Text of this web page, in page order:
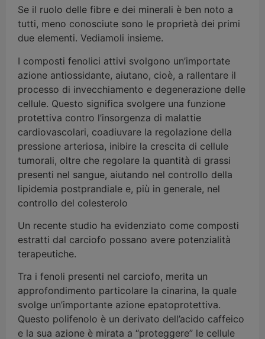
Se il ruolo delle fibre e dei minerali è ben noto a
tutti, meno conosciute sono le proprietà dei primi
due elementi. Vediamoli insieme.
I composti fenolici attivi svolgono un’importate
azione antiossidante, aiutano, cioè, a rallentare il
processo di invecchiamento e degenerazione delle
cellule. Questo significa svolgere una funzione
protettiva contro l’insorgenza di malattie
cardiovascolari, coadiuvare la regolazione della
pressione arteriosa, inibire la crescita di cellule
tumorali, oltre che regolare la quantità di grassi
presenti nel sangue, aiutando nel controllo della
lipidemia postprandiale e, più in generale, nel
controllo del colesterolo
Un recente studio ha evidenziato come composti
estratti dal carciofo possano avere potenzialità
terapeutiche.
Tra i fenoli presenti nel carciofo, merita un
approfondimento particolare la cinarina, la quale
svolge un’importante azione epatoprotettiva.
Questo polifenolo è un derivato dell’acido caffeico
e la sua azione è mirata a “proteggere” le cellule